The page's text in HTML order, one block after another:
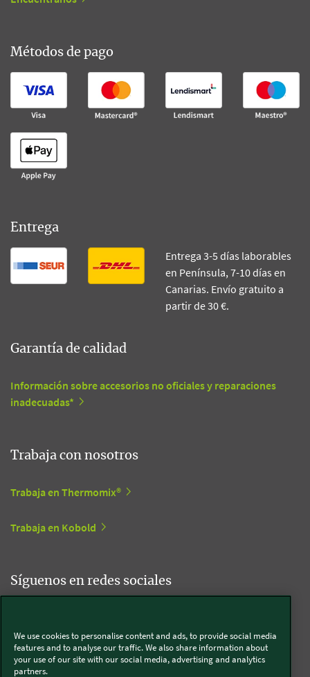
Métodos de pago
Entrega
Entrega 3-5 días laborables
en Península, 7-10 días en
Canarias. Envío gratuito a
partir de 30 €.
Garantía de calidad
Información sobre accesorios no oficiales y reparaciones
inadecuadas*
Trabaja con nosotros
Trabaja en Thermomix®
Trabaja en Kobold
Síguenos en redes sociales
We use cookies to personalise content and ads, to provide social media
features and to analyse our traffic. We also share information about
your use of our site with our social media, advertising and analytics
partners.